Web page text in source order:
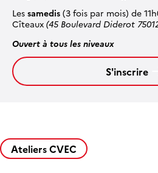
Les samedis (3 fois par mois) de
Cîteaux (45 Boulevard Diderot
Ouvert à tous les niveaux
S'inscrire
Ateliers CVEC